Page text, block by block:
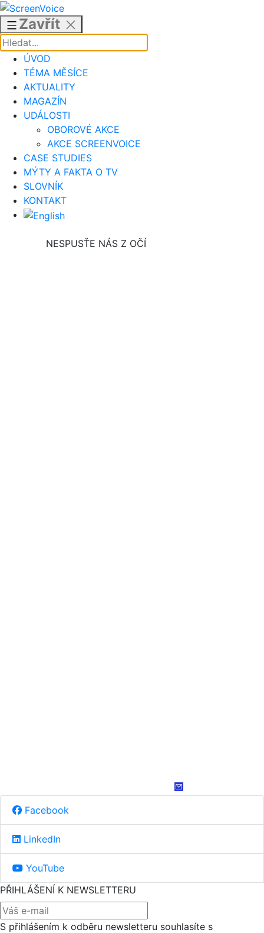
Přejít
obsahu
Zavřít
ÚVOD
TÉMA MĚSÍCE
AKTUALITY
MAGAZÍN
UDÁLOSTI
OBOROVÉ AKCE
AKCE SCREENVOICE
CASE STUDIES
MÝTY A FAKTA O TV
SLOVNÍK
KONTAKT
NESPUSŤE NÁS Z OČÍ
Facebook
LinkedIn
YouTube
PŘIHLÁŠENÍ K NEWSLETTERU
S přihlášením k odběru newsletteru souhlasíte s